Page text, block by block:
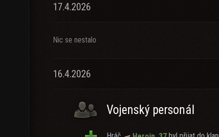
17.4.2026
Nic se nestalo
16.4.2026
Vojenský personál